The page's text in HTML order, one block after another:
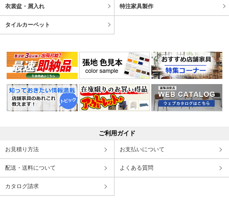
衣裳盆・屑入れ 特注家具製作
タイルカーペット
ご利用ガイド
お見積り方法 お支払いについて
配送・送料について よくある質問
カタログ請求